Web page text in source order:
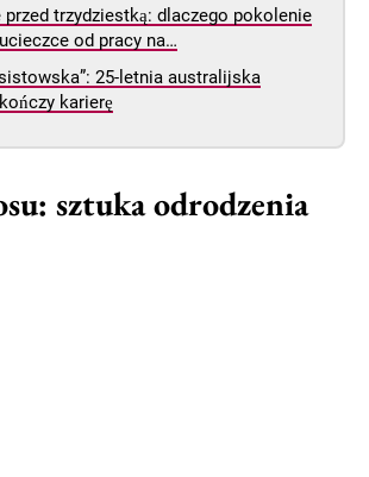
przed trzydziestką: dlaczego pokolenie
od pracy na…
25-letnia australijska
karierę
sztuka odrodzenia